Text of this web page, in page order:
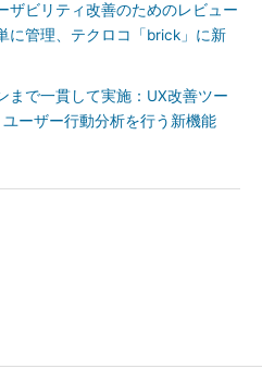
ザビリティ改善のためのレビュー
に管理、テクロコ「brick」に新
まで一貫して実施：UX改善ツー
ーザー行動分析を行う新機能